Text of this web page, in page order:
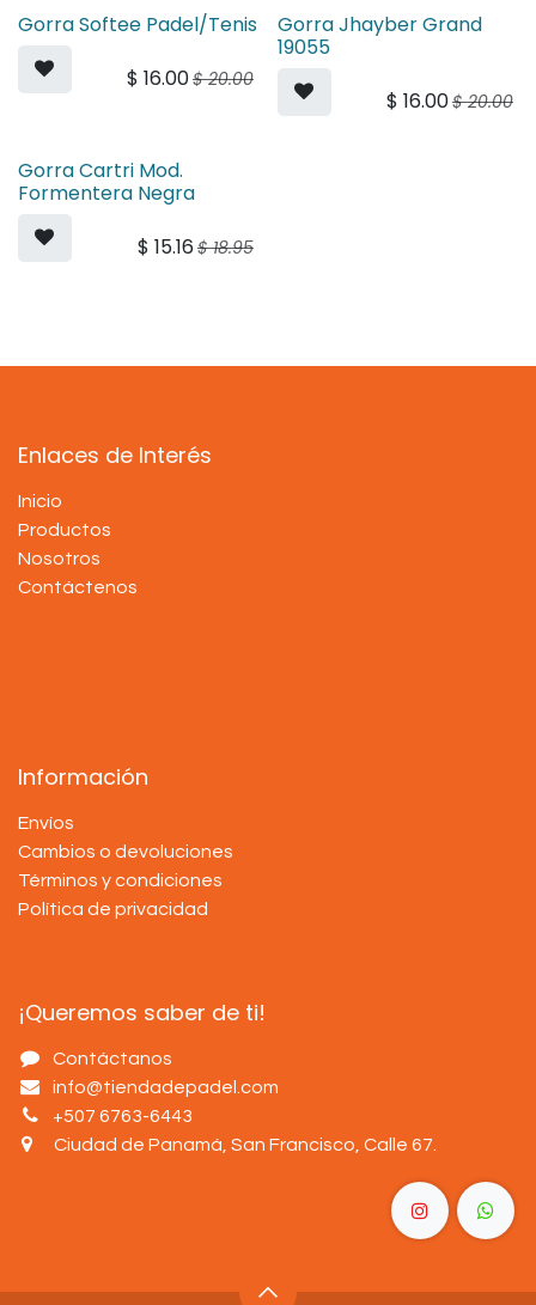
Gorra Softee Padel/Tenis
$ 16.00$20.00
Gorra Jhayber Grand
19055
$ 16.00$20.00
Gorra Cartri Mod.
Formentera Negra
$ 15.16 $18.95
Enlaces de Interés
Inicio
Productos
Nosotros
Contáctenos
Información
Envíos
Cambios o devoluciones
Términos y condiciones
Política de privacidad
¡Queremos saber de ti!
Contáctanos
info@tiendadepadel.com
+507 6763-6443
Ciudad de Panamá, San Francisco, Calle 67.